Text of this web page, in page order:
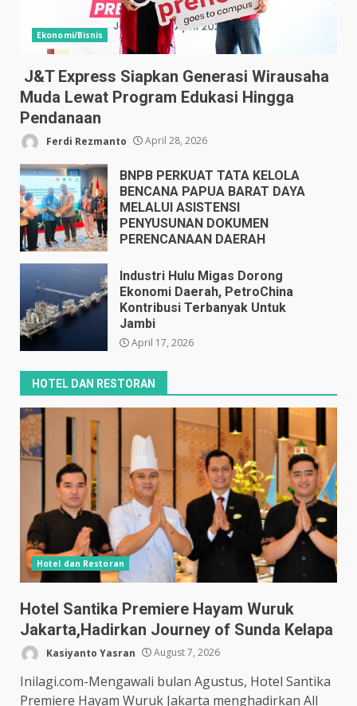
Ekonomi/Bisnis
J&T Express Siapkan Generasi Wirausaha
Muda Lewat Program Edukasi Hingga
Pendanaan
Ferdi Rezmanto April 28, 2026
BNPB PERKUAT TATA KELOLA
BENCANA PAPUA BARAT DAYA
MELALUI ASISTENSI
PENYUSUNAN DOKUMEN
PERENCANAAN DAERAH
Industri Hulu Migas Dorong
Ekonomi Daerah, PetroChina
Kontribusi Terbanyak Untuk
Jambi
April 17, 2026
HOTEL DAN RESTORAN
Hotel dan Restoran
Hotel Santika Premiere Hayam Wuruk
Jakarta,Hadirkan Journey of Sunda Kelapa
Kasiyanto Yasran August 7, 2026
Inilagi.com-Mengawali bulan Agustus, Hotel Santika
Premiere Hayam Wuruk Jakarta menghadirkan All